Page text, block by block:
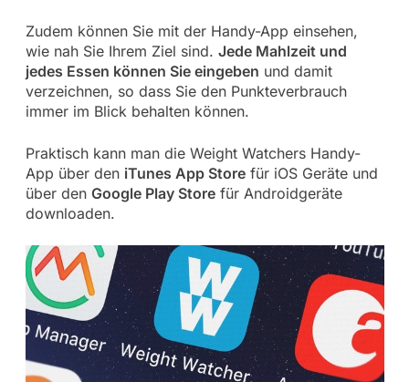
Zudem können Sie mit der Handy-App einsehen,
wie nah Sie Ihrem Ziel sind. Jede Mahlzeit und
jedes Essen können Sie eingeben und damit
verzeichnen, so dass Sie den Punkteverbrauch
immer im Blick behalten können.
Praktisch kann man die Weight Watchers Handy-
App über den iTunes App Storefür iOS Geräte und
über den Google Play Storefür Androidgeräte
downloaden.